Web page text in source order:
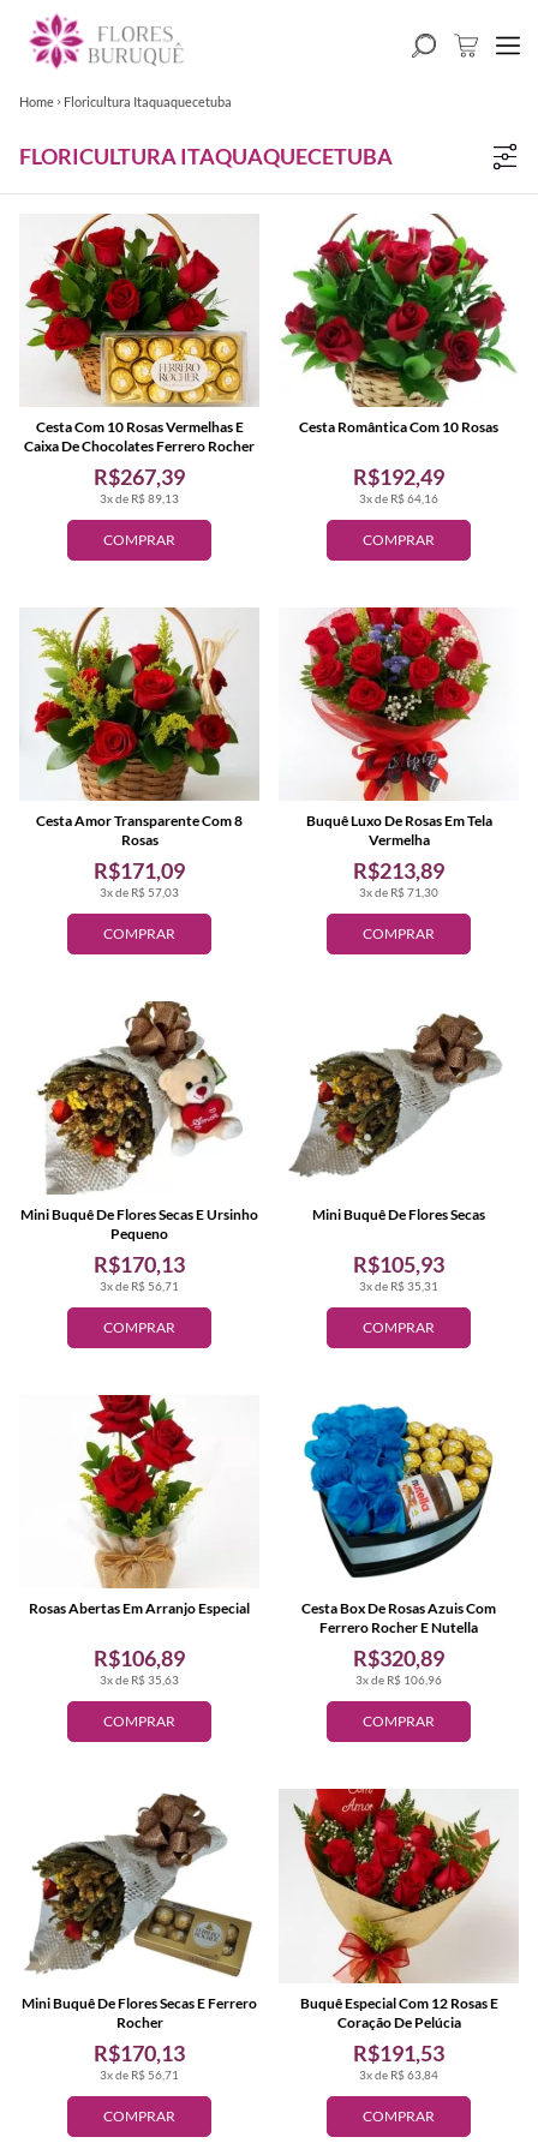
Home Floricultura Itaquaquecetuba
FLORICULTURA ITAQUAQUECETUBA
COMPRAR
3x de R$ 89,13
R$267,39
Cesta Com 10 Rosas Vermelhas E
Caixa De Chocolates Ferrero Rocher
COMPRAR
3x de R$ 64,16
R$192,49
Cesta Romântica Com 10 Rosas
COMPRAR
3x de R$ 57,03
R$171,09
Cesta Amor Transparente Com 8
Rosas
COMPRAR
3x de R$ 71,30
R$213,89
Buquê Luxo De Rosas Em Tela
Vermelha
COMPRAR
3x de R$ 56,71
R$170,13
Mini Buquê De Flores Secas E Ursinho
Pequeno
COMPRAR
3x de R$ 35,31
R$105,93
Mini Buquê De Flores Secas
COMPRAR
3x de R$ 35,63
R$106,89
Rosas Abertas Em Arranjo Especial
COMPRAR
3x de R$ 106,96
R$320,89
Cesta Box De Rosas Azuis Com
Ferrero Rocher E Nutella
COMPRAR
3x de R$ 56,71
R$170,13
Mini Buquê De Flores Secas E Ferrero
Rocher
COMPRAR
3x de R$ 63,84
R$191,53
Buquê Especial Com 12 Rosas E
Coração De Pelúcia